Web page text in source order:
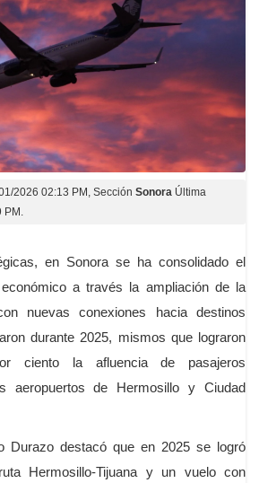
2026 02:13 PM , Sección Sonora Última
PM.
en Sonora se ha consolidado el
a través la ampliación de la
nuevas conexiones hacia destinos
durante 2025, mismos que lograron
ciento la afluencia de pasajeros
aeropuertos de Hermosillo y Ciudad
Durazo destacó que en 2025 se logró
Hermosillo-Tijuana y un vuelo con